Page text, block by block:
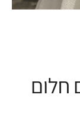
חלום